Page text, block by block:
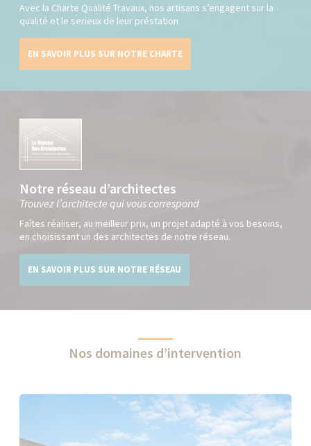
Avec la Charte Qualité Travaux, nos artisans s’engagent sur la
qualité et le serieux de leur préstation
EN SAVOIR PLUS SUR NOTRE CHARTE
Notre réseau d’architectes
Trouvez l’architecte qui vous correspond
Faîtes réaliser, au meilleur prix, un projet adapté à vos besoins,
en choisissant un des architectes de notre réseau.
EN SAVOIR PLUS SUR NOTRE RÉSEAU
Nos domaines d’intervention